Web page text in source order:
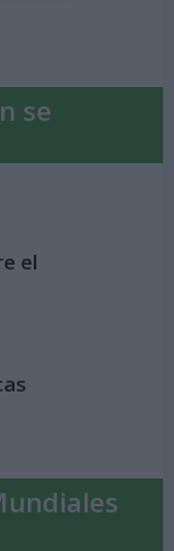
se
el